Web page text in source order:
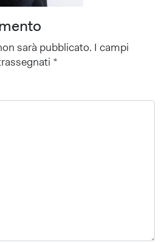
sarà pubblicato. I campi
*